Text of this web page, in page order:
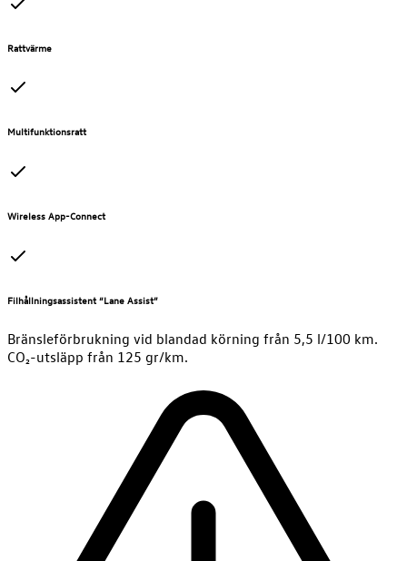
Rattvärme
Multifunktionsratt
Wireless App-Connect
Filhållningsassistent “Lane Assist”
Bränsleförbrukning vid blandad körning från 5,5 l/100 km.
CO₂-utsläpp från 125 gr/km.